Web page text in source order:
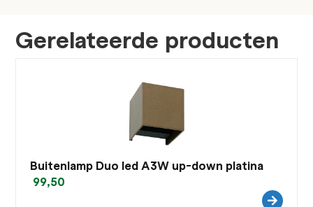
Gerelateerde producten
Buitenlamp Duo led A3W up-down platina
99,50